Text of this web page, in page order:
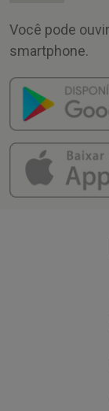
Você pode
smartphone.